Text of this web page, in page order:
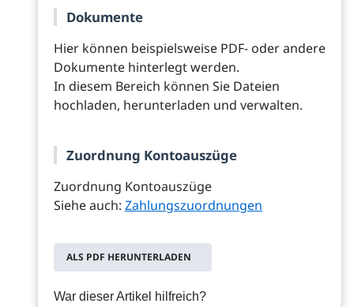
Dokumente
Hier können beispielsweise PDF- oder andere
Dokumente hinterlegt werden.
In diesem Bereich können Sie Dateien
hochladen, herunterladen und verwalten.
Zuordnung Kontoauszüge
Zuordnung Kontoauszüge
Siehe auch: Zahlungszuordnungen
ALS PDF HERUNTERLADEN
War dieser Artikel hilfreich?